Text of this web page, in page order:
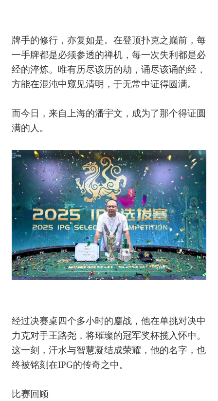
牌手的修行，亦复如是。在登顶扑克之巅前，每
一手牌都是必须参透的禅机，每一次失利都是必
经的淬炼。唯有历尽该历的劫，诵尽该诵的经，
方能在混沌中窥见清明，于无常中证得圆满。
而今日，来自上海的潘宇文，成为了那个得证圆
满的人。
经过决赛桌四个多小时的鏖战，他在单挑对决中
力克对手王路尧，将璀璨的冠军奖杯揽入怀中。
这一刻，汗水与智慧凝结成荣耀，他的名字，也
终被铭刻在IPG的传奇之中。
比赛回顾